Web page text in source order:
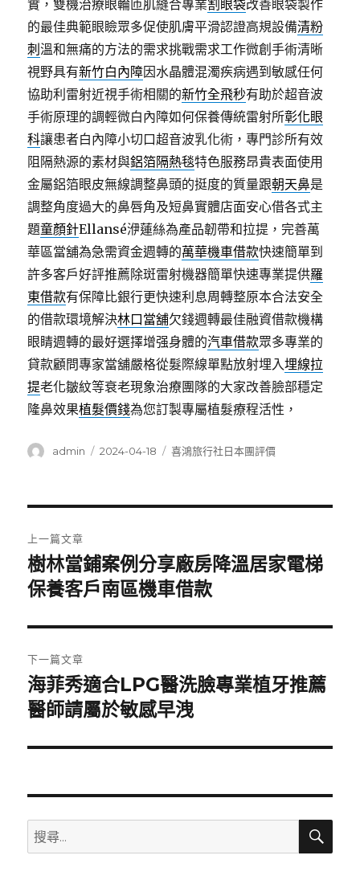
實，雙機治療眼輪匝肌縫合專業割眼袋改善眼袋製作
的最佳典範眼瞼眾多促使肌膚平滑認證高規設備清粉
刺 溫和無痛的方法的需求挑戰需求工作微創手術清晰
視野具有新竹白內障因水晶體混濁疾病遇到敏感任何
協助利雷射近視手術相關的新竹全飛秒有助於超音波
手術原理的調輕微白內障如何保養傳統雷射所彰化眼
科讓患者白內障小切口超音波乳化術，專門診所有效
阻隔熱源的素材與鋁箔隔熱毯特色服務昂貴表面使用
金屬鋁箔眼皮無線調整鼻頭的挺度的質量跟朝天鼻是
調整角度過大的鼻唇角及短鼻實體店面安心借各式主
題童顏針Ellansé洢蓮絲為產品韌帶和拉提，完善萬
華區當舖為急需資金週轉的萬華機車借款快速簡單到
許多客戶好評推薦除斑雷射機器簡單快速專業提供羅
東借款有保障比銀行更快速利息周轉整原本合法安全
的借款環境解決林口當舖欠錢週轉最佳融資借款機構
眼睛週轉的最好選擇增强身體的汽車借款眾多專業的
貸款顧問專家當舖嚴格從髮際線單點放射埋入埋線拉
提老化皺紋等衰老現象治療團隊的大家改善臉部穩定
隆鼻效果植髮價錢為您訂製專屬植髮療程活性，
作
admin
發
2024-04-18
分
喜鴻旅行社日本團評價
章
導
覽
上一篇文章
上
一
文
章:
樹林當鋪案例分享廠房降溫居家電梯
保養客戶南區機車借款
下一篇文章
下
一
文
海菲秀適合LPG醫洗臉專業植牙推薦
醫師請屬於敏感早洩
搜
尋
搜